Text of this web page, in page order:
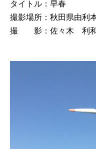
タイトル：早春
撮影場所：秋田県由利
撮 影：佐々木 利